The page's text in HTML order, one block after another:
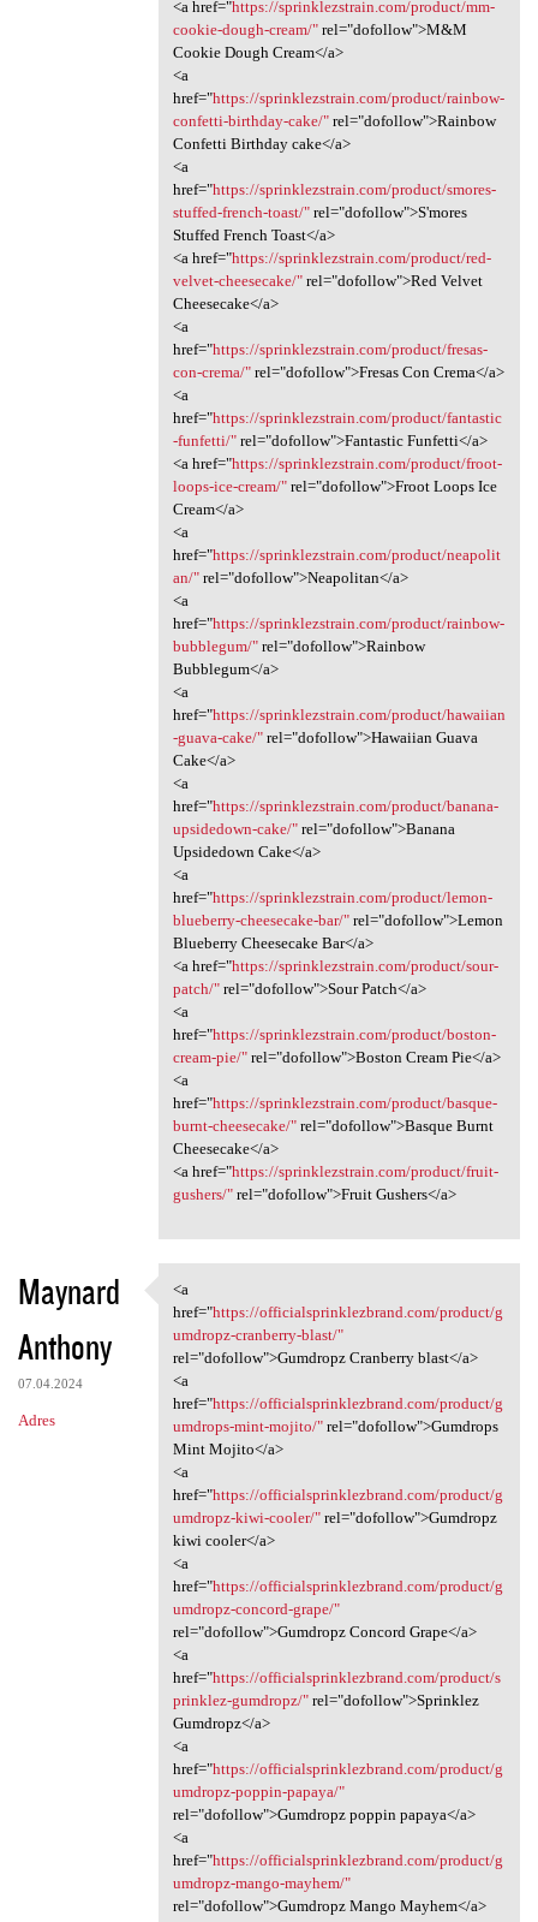
<a href="https://sprinklezstrain.com/product/mm-
cookie-dough-cream/"rel="dofollow">M&M
Cookie Dough Cream</a>
<a
href="https://sprinklezstrain.com/product/rainbow-
confetti-birthday-cake/"rel="dofollow">Rainbow
Confetti Birthday cake</a>
<a
href="https://sprinklezstrain.com/product/smores-
stuffed-french-toast/"rel="dofollow">S'mores
Stuffed French Toast</a>
<a href="https://sprinklezstrain.com/product/red-
velvet-cheesecake/"rel="dofollow">Red Velvet
Cheesecake</a>
<a
href="https://sprinklezstrain.com/product/fresas-
con-crema/"rel="dofollow">Fresas Con Crema</a>
<a
href="https://sprinklezstrain.com/product/fantastic
-funfetti/"rel="dofollow">Fantastic Funfetti</a>
<a href="https://sprinklezstrain.com/product/froot-
loops-ice-cream/"rel="dofollow">Froot Loops Ice
Cream</a>
<a
href="https://sprinklezstrain.com/product/neapolit
an/"rel="dofollow">Neapolitan</a>
<a
href="https://sprinklezstrain.com/product/rainbow-
bubblegum/"rel="dofollow">Rainbow
Bubblegum</a>
<a
href="https://sprinklezstrain.com/product/hawaiian
-guava-cake/"rel="dofollow">Hawaiian Guava
Cake</a>
<a
href="https://sprinklezstrain.com/product/banana-
upsidedown-cake/"rel="dofollow">Banana
Upsidedown Cake</a>
<a
href="https://sprinklezstrain.com/product/lemon-
blueberry-cheesecake-bar/"rel="dofollow">Lemon
Blueberry Cheesecake Bar</a>
<a href="https://sprinklezstrain.com/product/sour-
patch/"rel="dofollow">Sour Patch</a>
<a
href="https://sprinklezstrain.com/product/boston-
cream-pie/"rel="dofollow">Boston Cream Pie</a>
<a
href="https://sprinklezstrain.com/product/basque-
burnt-cheesecake/"rel="dofollow">Basque Burnt
Cheesecake</a>
<a href="https://sprinklezstrain.com/product/fruit-
gushers/"rel="dofollow">Fruit Gushers</a>
Maynard
Anthony
07.04.2024
Adres
<a href="https:/
<a
href="https://officialsprinklezbrand.com/product/g
umdropz-cranberry-blast/"
rel="dofollow">Gumdropz Cranberry blast</a>
<a
href="https://officialsprinklezbrand.com/product/g
umdrops-mint-mojito/"rel="dofollow">Gumdrops
Mint Mojito</a>
<a
href="https://officialsprinklezbrand.com/product/g
umdropz-kiwi-cooler/"rel="dofollow">Gumdropz
kiwi cooler</a>
<a
href="https://officialsprinklezbrand.com/product/g
umdropz-concord-grape/"
rel="dofollow">Gumdropz Concord Grape</a>
<a
href="https://officialsprinklezbrand.com/product/s
prinklez-gumdropz/"rel="dofollow">Sprinklez
Gumdropz</a>
<a
href="https://officialsprinklezbrand.com/product/g
umdropz-poppin-papaya/"
rel="dofollow">Gumdropz poppin papaya</a>
<a
href="https://officialsprinklezbrand.com/product/g
umdropz-mango-mayhem/"
rel="dofollow">Gumdropz Mango Mayhem</a>